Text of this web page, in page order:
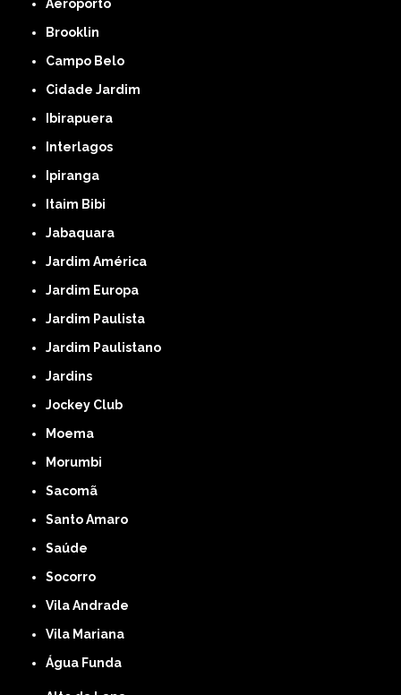
Aeroporto
Brooklin
Campo Belo
Cidade Jardim
Ibirapuera
Interlagos
Ipiranga
Itaim Bibi
Jabaquara
Jardim América
Jardim Europa
Jardim Paulista
Jardim Paulistano
Jardins
Jockey Club
Moema
Morumbi
Sacomã
Santo Amaro
Saúde
Socorro
Vila Andrade
Vila Mariana
Água Funda